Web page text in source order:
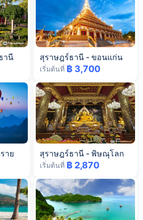
านี สุราษฎร์ธานี - ขอนแก่น
เริ่มต้นที่ ฿ 3,700
าย สุราษฎร์ธานี - พิษณุโลก
เริ่มต้นที่ ฿ 2,870